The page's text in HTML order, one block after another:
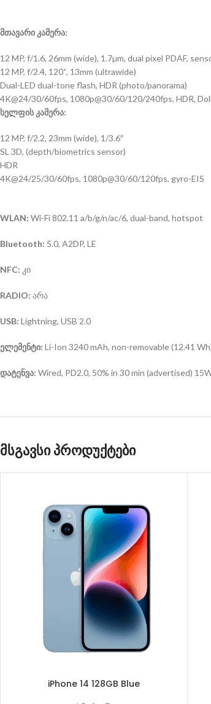
მთავარი კამერა:
12 MP, f/1.6, 26mm (wide), 1.7µm, dual pixel PDAF,
12 MP, f/2.4, 120˚, 13mm (ultrawide)
Dual-LED dual-tone flash, HDR (photo/panorama)
4K@24/30/60fps, 1080p@30/60/120/240fps, HDR,
სელფის კამერა:
12 MP, f/2.2, 23mm (wide), 1/3.6″
SL 3D, (depth/biometrics sensor)
HDR
4K@24/25/30/60fps, 1080p@30/60/120fps, gyro-EIS
WLAN: Wi-Fi 802.11 a/b/g/n/ac/6, dual-band, hotspot
Bluetooth: 5.0, A2DP, LE
NFC: კი
RADIO: არა
USB: Lightning, USB 2.0
ელემენტი: Li-Ion 3240 mAh, non-removable (12.41
დატენვა: Wired, PD2.0, 50% in 30 min (advertised)
მსგავსი პროდუქტები
iPhone 14 128GB Blue